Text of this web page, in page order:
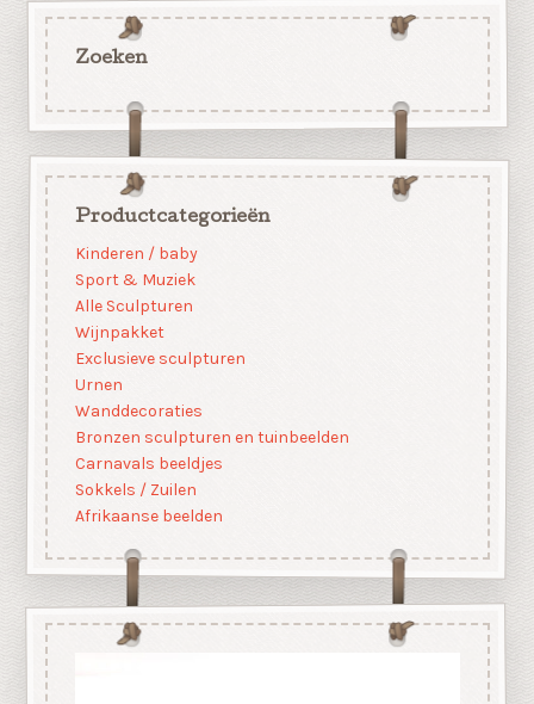
Zoeken
Productcategorieën
Kinderen / baby
Sport & Muziek
Alle Sculpturen
Wijnpakket
Exclusieve sculpturen
Urnen
Wanddecoraties
Bronzen sculpturen en tuinbeelden
Carnavals beeldjes
Sokkels / Zuilen
Afrikaanse beelden